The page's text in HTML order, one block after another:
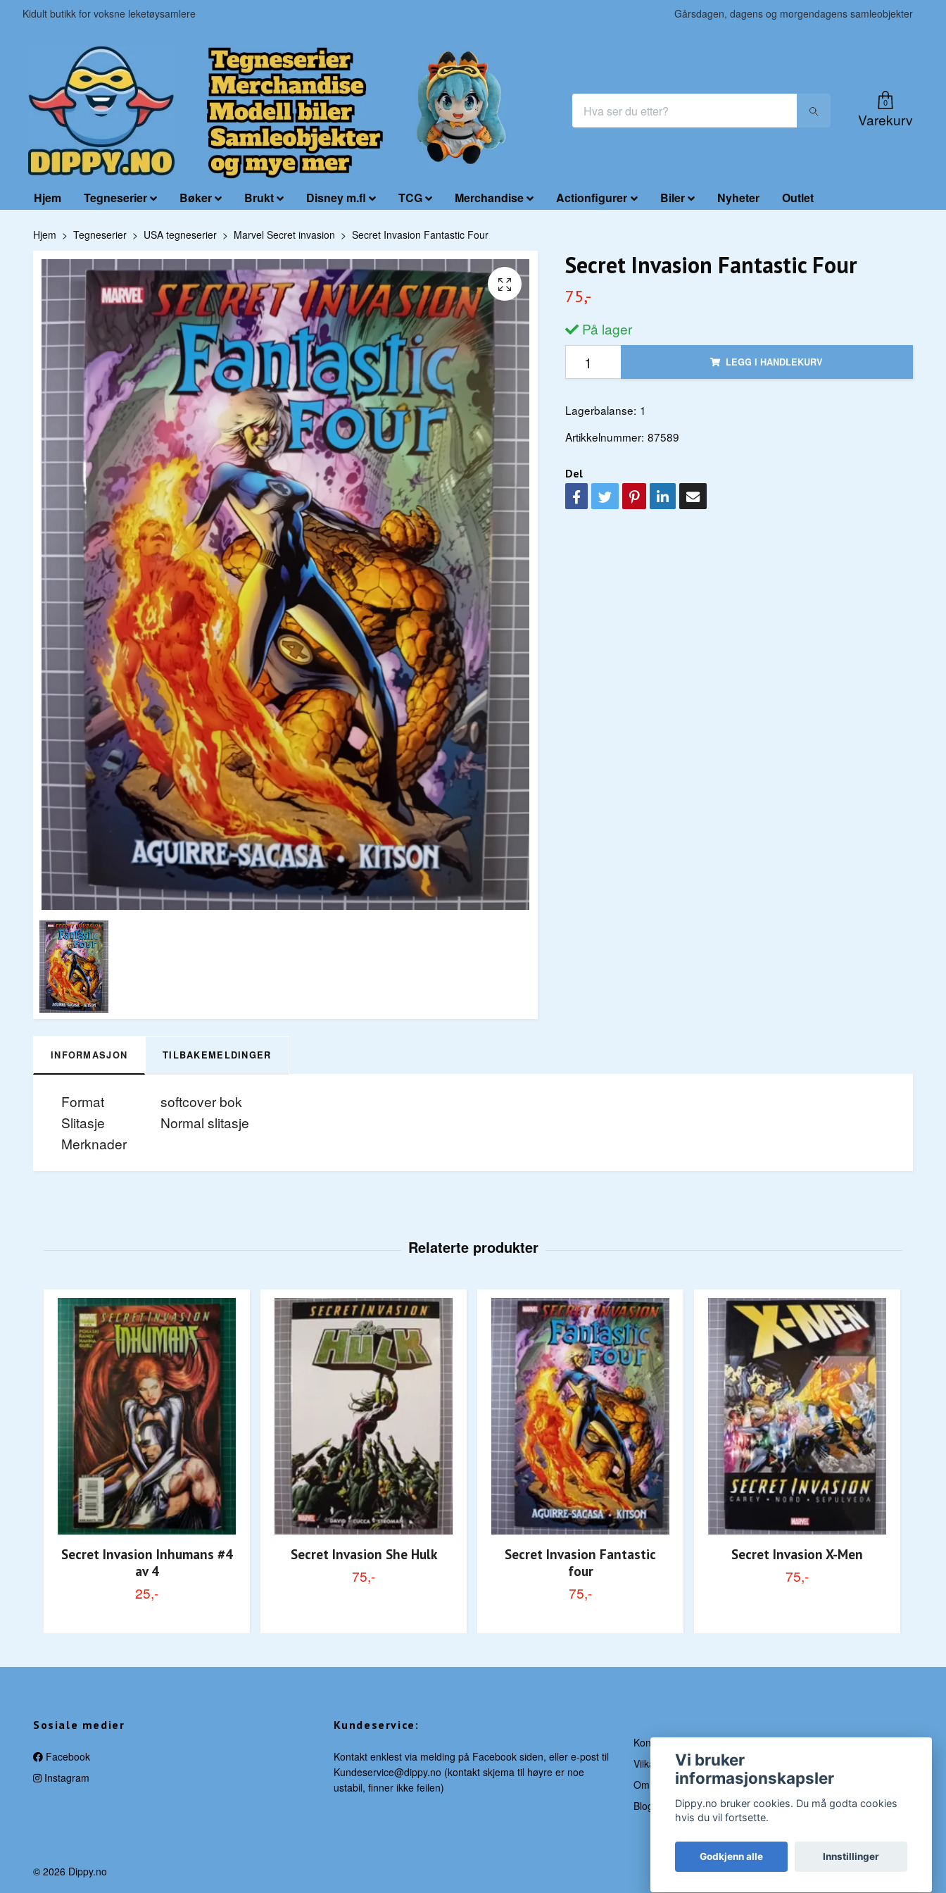
Kidult butikk for voksne leketøysamlere Gårsdagen, dagens og morgendagens samleobjekter
0
Varekurv
Hjem Tegneserier Bøker Brukt Disney m.fl TCG Merchandise Actionfigurer Biler Nyheter Outlet
Hjem Tegneserier USA tegneserier Marvel Secret invasion Secret Invasion Fantastic Four
Secret Invasion Fantastic Four
75,-
På lager
LEGG I HANDLEKURV
Lagerbalanse: 1
Artikkelnummer: 87589
Del
INFORMASJON TILBAKEMELDINGER
Format
softcover bok
Slitasje
Normal slitasje
Merknader
Secret Invasion Inhumans #4
av 4
25,-
Secret Invasion She Hulk
75,-
Secret Invasion Fantastic
four
75,-
Secret Invasion X-Men
75,-
Sosiale medier
Facebook
Instagram
Kundeservice:
Kontakt enklest via melding på Facebook siden, eller e-post til
Kundeservice@dippy.no (kontakt skjema til høyre er noe
ustabil, finner ikke feilen)
Kontakt
Vilkår og betingelser
Om Dippy
Blogg
© 2026 Dippy.no
Vi bruker
informasjonskapsler
Dippy.no bruker cookies. Du må godta cookies
hvis du vil fortsette.
Godkjenn alle Innstillinger